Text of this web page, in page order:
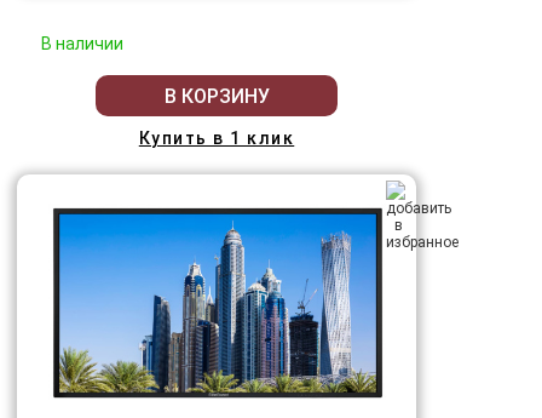
В наличии
В КОРЗИНУ
Купить в 1 клик